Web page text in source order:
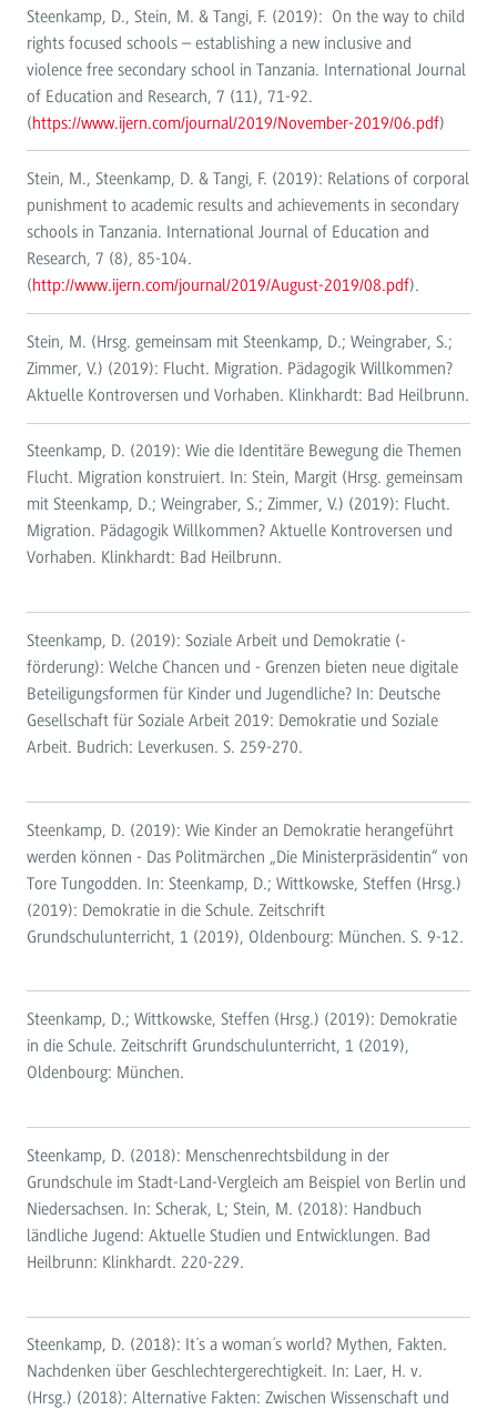
Steenkamp, D., Stein, M. & Tangi, F. (2019): On the way to child
rights focused schools – establishing a new inclusive and
violence free secondary school in Tanzania. International Journal
of Education and Research, 7 (11), 71-92.
(https://www.ijern.com/journal/2019/November-2019/06.pdf)
Stein, M., Steenkamp, D. & Tangi, F. (2019): Relations of corporal
punishment to academic results and achievements in secondary
schools in Tanzania. International Journal of Education and
Research, 7 (8), 85-104.
(http://www.ijern.com/journal/2019/August-2019/08.pdf).
Stein, M. (Hrsg. gemeinsam mit Steenkamp, D.; Weingraber, S.;
Zimmer, V.) (2019): Flucht. Migration. Pädagogik Willkommen?
Aktuelle Kontroversen und Vorhaben. Klinkhardt: Bad Heilbrunn.
Steenkamp, D. (2019): Wie die Identitäre Bewegung die Themen
Flucht. Migration konstruiert. In: Stein, Margit (Hrsg. gemeinsam
mit Steenkamp, D.; Weingraber, S.; Zimmer, V.) (2019): Flucht.
Migration. Pädagogik Willkommen? Aktuelle Kontroversen und
Vorhaben. Klinkhardt: Bad Heilbrunn.
Steenkamp, D. (2019): Soziale Arbeit und Demokratie (-
förderung): Welche Chancen und - Grenzen bieten neue digitale
Beteiligungsformen für Kinder und Jugendliche? In: Deutsche
Gesellschaft für Soziale Arbeit 2019: Demokratie und Soziale
Arbeit. Budrich: Leverkusen. S. 259-270.
Steenkamp, D. (2019): Wie Kinder an Demokratie herangeführt
werden können - Das Politmärchen „Die Ministerpräsidentin“ von
Tore Tungodden. In: Steenkamp, D.; Wittkowske, Steffen (Hrsg.)
(2019): Demokratie in die Schule. Zeitschrift
Grundschulunterricht, 1 (2019), Oldenbourg: München. S. 9-12.
Steenkamp, D.; Wittkowske, Steffen (Hrsg.) (2019): Demokratie
in die Schule. Zeitschrift Grundschulunterricht, 1 (2019),
Oldenbourg: München.
Steenkamp, D. (2018): Menschenrechtsbildung in der
Grundschule im Stadt-Land-Vergleich am Beispiel von Berlin und
Niedersachsen. In: Scherak, L; Stein, M. (2018): Handbuch
ländliche Jugend: Aktuelle Studien und Entwicklungen. Bad
Heilbrunn: Klinkhardt. 220-229.
Steenkamp, D. (2018): It´s a woman´s world? Mythen, Fakten.
Nachdenken über Geschlechtergerechtigkeit. In: Laer, H. v.
(Hrsg.) (2018): Alternative Fakten: Zwischen Wissenschaft und